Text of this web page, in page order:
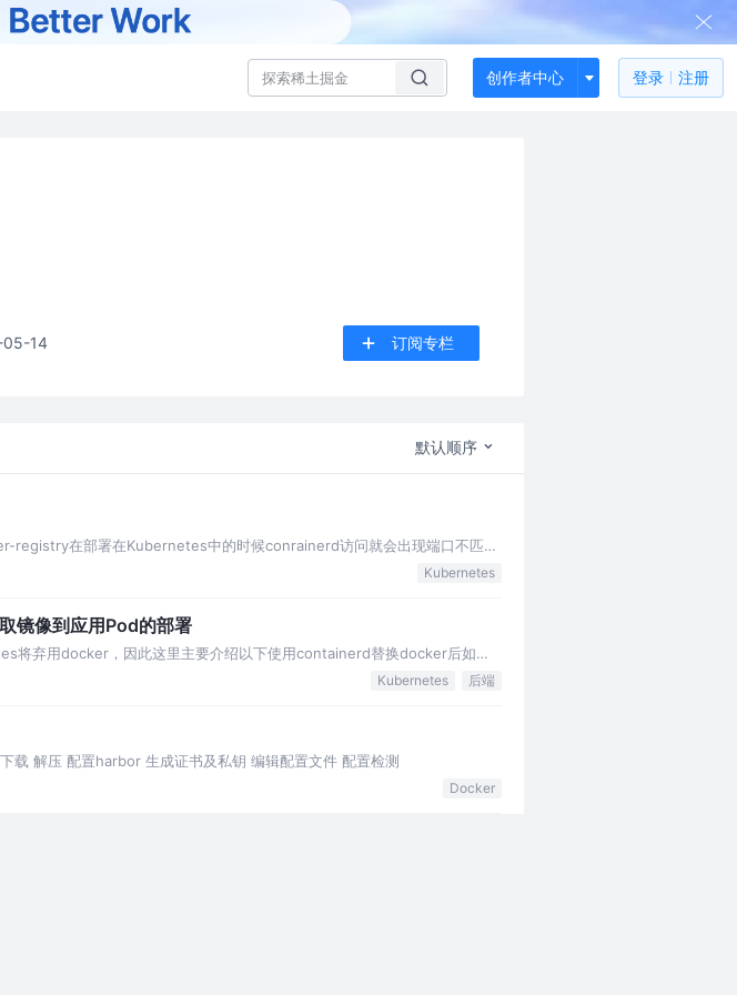
创作者中心 登录 注册
05-14 订阅专栏
默认顺序
registry在部署在Kubernetes中的时候conrainerd访问就会出现端口不匹配
Kubernetes
镜像到应用Pod的部署
将弃用docker，因此这里主要介绍以下使用containerd替换docker后如何
Kubernetes 后端
解压 配置harbor 生成证书及私钥 编辑配置文件 配置检测
Docker